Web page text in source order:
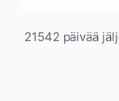
21542 päivää